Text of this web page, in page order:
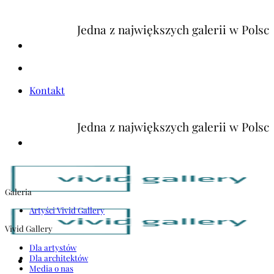
content
Jedna z największych galerii w
Kontakt
Jedna z największych galerii w
Galeria
Artyści Vivid Gallery
Vivid Gallery
Dla artystów
Dla architektów
Media o nas